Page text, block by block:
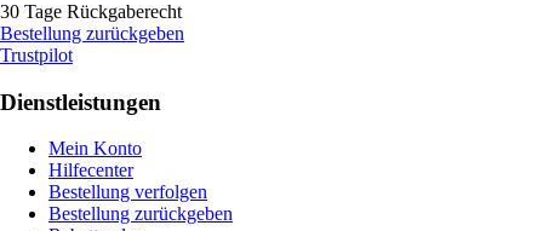
30 Tage Rückgaberecht
Bestellung zurückgeben
Trustpilot
Dienstleistungen
Mein Konto
Hilfecenter
Bestellung verfolgen
Bestellung zurückgeben